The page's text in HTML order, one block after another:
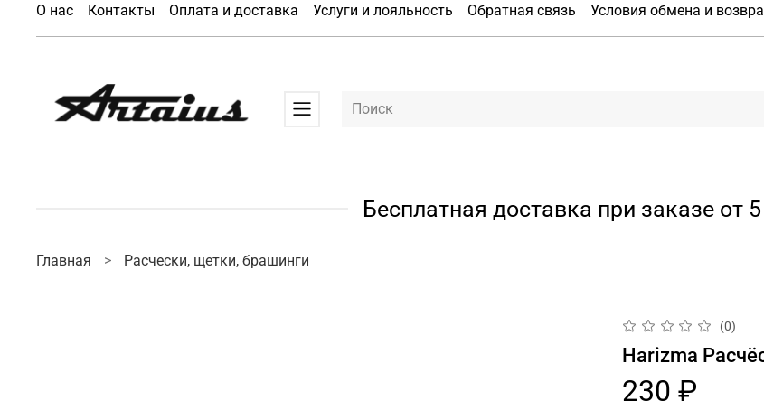
О нас Контакты Оплата и доставка Услуги и лояльность Обратная связь Условия обмена и
Бесплатная доставка при заказе от
Главная Расчески, щетки, брашинги
(0)
Harizma
230 ₽